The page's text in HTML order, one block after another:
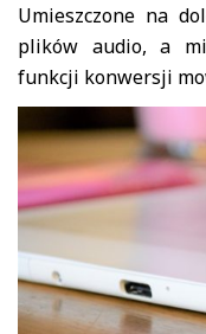
Umieszczone na
plików audio, a
funkcji konwersji